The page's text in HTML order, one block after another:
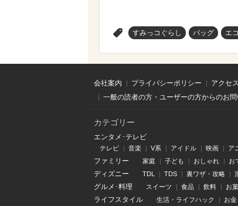
すみっコぐらし バッグ エ
会社案内 プライバシーポリシー アクセ
一般の読者の方・ユーザーの方からのお
カテゴリー
エンタメ･テレビ
テレビ 音楽 V系 アイドル 映画 ア
ファミリー 家庭 子ども おしゃれ お
ディズニー TDL TDS 裏ワザ・攻略
グルメ･料理 スイーツ 食品 飲料 お
ライフスタイル 生活・ライフハック お金